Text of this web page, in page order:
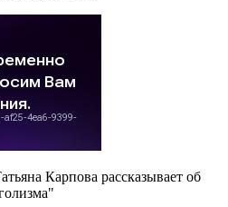
Карпова рассказывает об